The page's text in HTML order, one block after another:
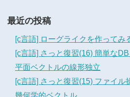
最近の投稿
[c言語] ローグライクを作ってみ
[c言語] さっと復習(16) 簡単な
平面ベクトルの線形独立
[c言語] さっと復習(15) ファイル
幾何学的ベクトル